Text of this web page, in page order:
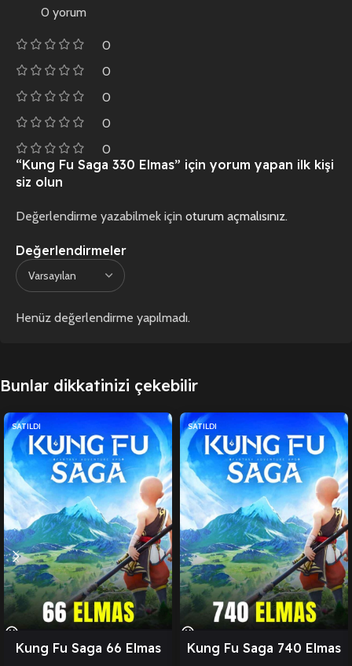
0 yorum
0
0
0
0
0
Değerlendirmeler
Henüz değerlendirme yapılmadı.
“Kung Fu Saga 330 Elmas” için yorum yapan ilk kişi
siz olun
Değerlendirme yazabilmek için oturum açmalısınız.
Bunlar dikkatinizi çekebilir
SATILDI
Kung Fu Saga 66 Elmas
SATILDI
Kung Fu Saga 740 Elmas